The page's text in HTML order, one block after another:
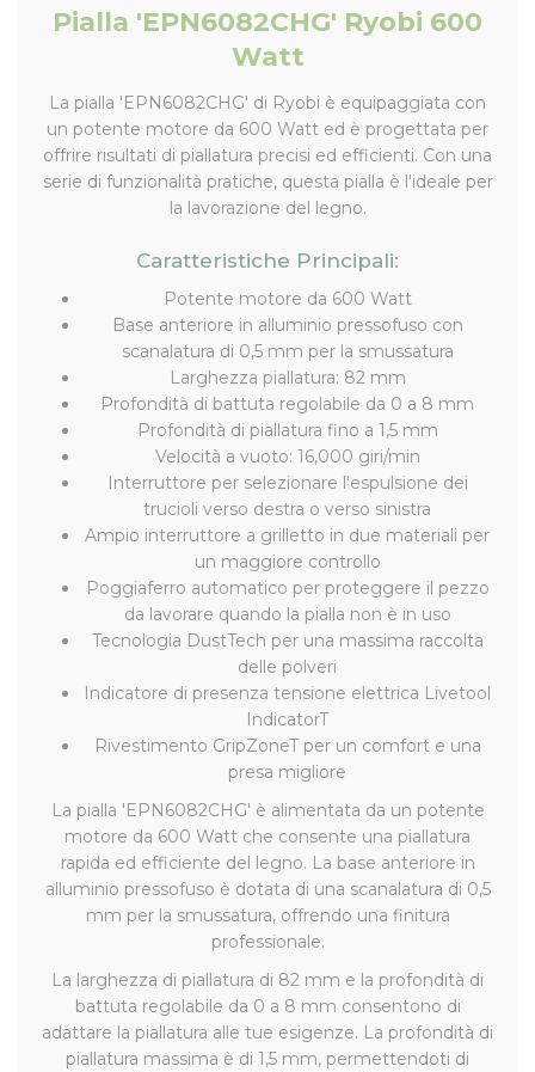
Pialla 'EPN6082CHG' Ryobi 600
Watt
La pialla 'EPN6082CHG' di Ryobi è equipaggiata con
un potente motore da 600 Watt ed è progettata per
offrire risultati di piallatura precisi ed efficienti. Con una
serie di funzionalità pratiche, questa pialla è l'ideale per
la lavorazione del legno.
Caratteristiche Principali:
Potente motore da 600 Watt
Base anteriore in alluminio pressofuso con
scanalatura di 0,5 mm per la smussatura
Larghezza piallatura: 82 mm
Profondità di battuta regolabile da 0 a 8 mm
Profondità di piallatura fino a 1,5 mm
Velocità a vuoto: 16,000 giri/min
Interruttore per selezionare l'espulsione dei
trucioli verso destra o verso sinistra
Ampio interruttore a grilletto in due materiali per
un maggiore controllo
Poggiaferro automatico per proteggere il pezzo
da lavorare quando la pialla non è in uso
Tecnologia DustTech per una massima raccolta
delle polveri
Indicatore di presenza tensione elettrica Livetool
IndicatorT
Rivestimento GripZoneT per un comfort e una
presa migliore
La pialla 'EPN6082CHG' è alimentata da un potente
motore da 600 Watt che consente una piallatura
rapida ed efficiente del legno. La base anteriore in
alluminio pressofuso è dotata di una scanalatura di 0,5
mm per la smussatura, offrendo una finitura
professionale.
La larghezza di piallatura di 82 mm e la profondità di
battuta regolabile da 0 a 8 mm consentono di
adattare la piallatura alle tue esigenze. La profondità di
piallatura massima è di 1,5 mm, permettendoti di